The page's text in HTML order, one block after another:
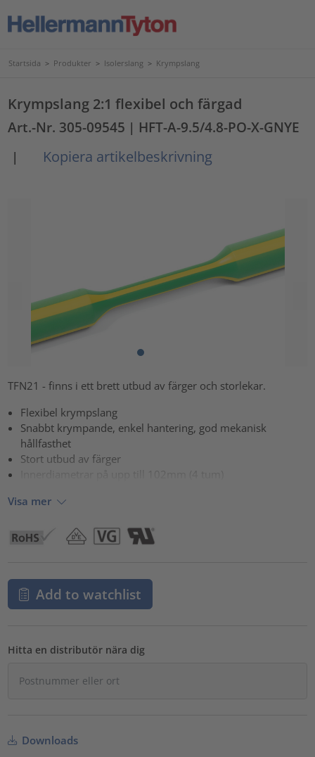
Startsida > Produkter > Isolerslang > Krympslang
Krympslang 2:1 flexibel och färgad
Art.-Nr. 305-09545 | HFT-A-9.5/4.8-PO-X-GNYE
|
Kopiera artikelbeskrivning
TFN21 - finns i ett brett utbud av färger och storlekar.
Flexibel krympslang
Snabbt krympande, enkel hantering, god mekanisk
hållfasthet
Stort utbud av färger
Visa mer
Add to watchlist
Hitta en distributör nära dig
Downloads